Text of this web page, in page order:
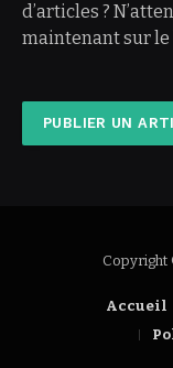
d’articles ?
maintenant sur le
PUBLIER UN
Copyright
Accueil